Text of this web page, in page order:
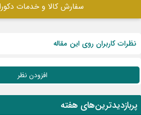
سفارش کالا و خدمات
نظرات کاربران روی این مقاله
افزودن نظر
هفته